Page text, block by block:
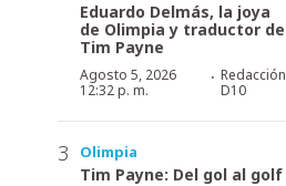
Eduardo Delmás, la joya
de Olimpia y traductor de
Tim Payne
Agosto 5, 2026
12:32 p. m.
· Redacción
D10
Olimpia
Tim Payne: Del gol al golf